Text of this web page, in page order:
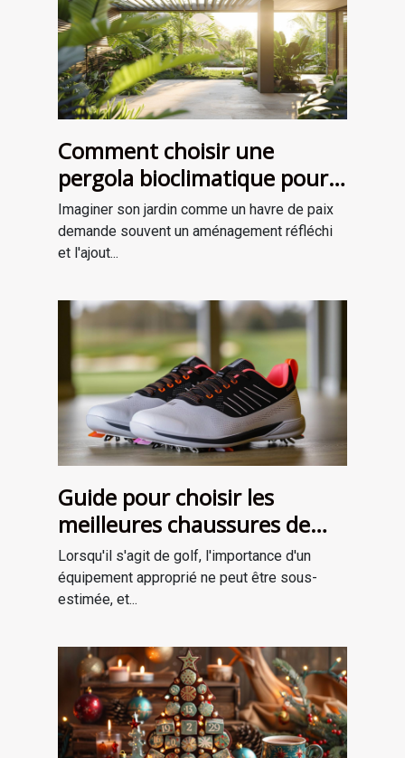
Comment choisir une
pergola bioclimatique pour
améliorer votre jardin
Imaginer son jardin comme un havre de paix
demande souvent un aménagement réfléchi
et l'ajout...
Guide pour choisir les
meilleures chaussures de
golf adaptées à votre style
de jeu
Lorsqu'il s'agit de golf, l'importance d'un
équipement approprié ne peut être sous-
estimée, et...